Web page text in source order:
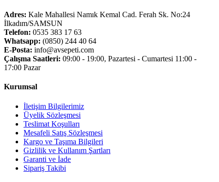
Adres: Kale Mahallesi Namık Kemal Cad. Ferah Sk. No:24
İlkadım/SAMSUN
Telefon: 0535 383 17 63
Whatsapp: (0850) 244 40 64
E-Posta: info@avsepeti.com
Çalışma Saatleri: 09:00 - 19:00, Pazartesi - Cumartesi 11:00 -
17:00 Pazar
Kurumsal
İletişim Bilgilerimiz
Üyelik Sözleşmesi
Teslimat Koşulları
Mesafeli Satış Sözleşmesi
Kargo ve Taşıma Bilgileri
Gizlilik ve Kullanım Şartları
Garanti ve İade
Sipariş Takibi